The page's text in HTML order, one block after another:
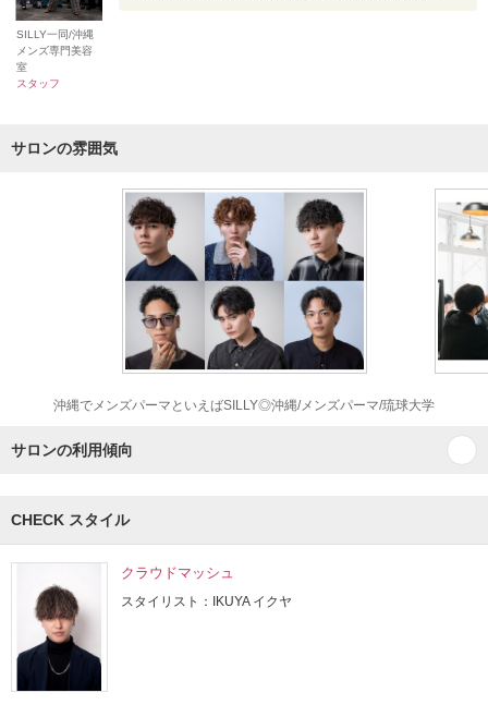
SILLY一同/沖縄
メンズ専門美容
室
スタッフ
サロンの雰囲気
沖縄でメンズパーマといえばSILLY◎沖縄/メンズパーマ/琉球大学
サロンの利用傾向
CHECK スタイル
クラウドマッシュ
スタイリスト：IKUYA イクヤ